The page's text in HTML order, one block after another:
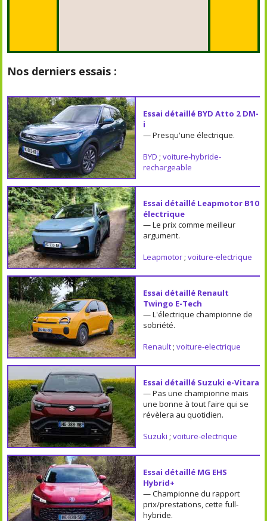
Nos derniers essais :
Essai détaillé BYD Atto 2 DM-
i
— Presqu'une électrique.
BYD ; voiture-hybride-
rechargeable
Essai détaillé Leapmotor B10
électrique
— Le prix comme meilleur
argument.
Leapmotor; voiture-electrique
Essai détaillé Renault
Twingo E-Tech
— L'électrique championne de
sobriété.
Renault; voiture-electrique
Essai détaillé Suzuki e-Vitara
— Pas une championne mais
une bonne à tout faire qui se
révèlera au quotidien.
Suzuki ; voiture-electrique
Essai détaillé MG EHS
Hybrid+
— Championne du rapport
prix/prestations, cette full-
hybride.